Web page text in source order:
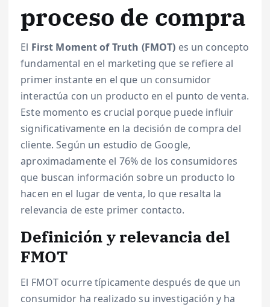
proceso de compra
El First Moment of Truth (FMOT) es un concepto
fundamental en el marketing que se refiere al
primer instante en el que un consumidor
interactúa con un producto en el punto de venta.
Este momento es crucial porque puede influir
significativamente en la decisión de compra del
cliente. Según un estudio de Google,
aproximadamente el 76% de los consumidores
que buscan información sobre un producto lo
hacen en el lugar de venta, lo que resalta la
relevancia de este primer contacto.
Definición y relevancia del
FMOT
El FMOT ocurre típicamente después de que un
consumidor ha realizado su investigación y ha